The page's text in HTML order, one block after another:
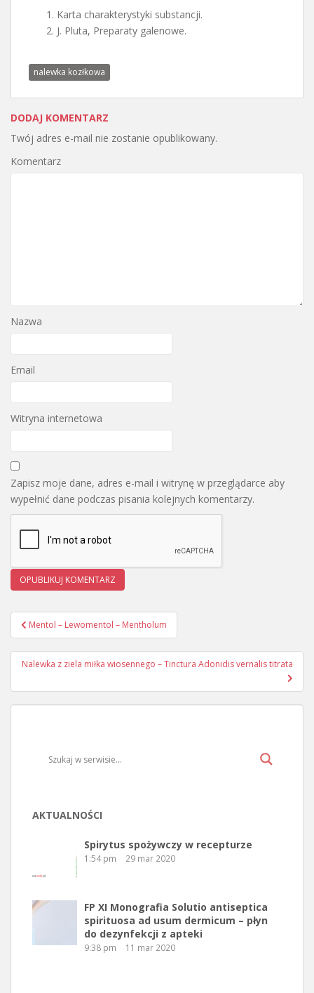
Karta charakterystyki substancji.
J. Pluta, Preparaty galenowe.
nalewka kozłkowa
DODAJ KOMENTARZ
Twój adres e-mail nie zostanie opublikowany.
Komentarz
Nazwa
Email
Witryna internetowa
Zapisz moje dane, adres e-mail i witrynę w przeglądarce aby
wypełnić dane podczas pisania kolejnych komentarzy.
Nawigacja wpisu
Mentol – Lewomentol – Mentholum
Nalewka z ziela miłka wiosennego – Tinctura Adonidis vernalis titrata
AKTUALNOŚCI
Spirytus spożywczy w recepturze
1:54 pm 29 mar 2020
FP XI Monografia Solutio antiseptica
spirituosa ad usum dermicum – płyn
do dezynfekcji z apteki
9:38 pm 11 mar 2020